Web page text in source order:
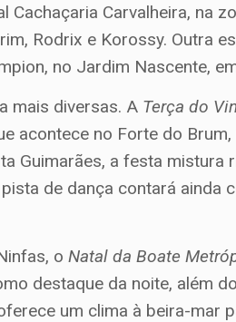
Carvalheira, na
Rodrix e Korossy. Outra
no Jardim Nascente,
mais diversas. A Terça do
acontece no Forte do
Guimarães, a festa mistura
de dança contará ainda
oNatal da Boate
destaque da noite, além
um clima à beira-mar